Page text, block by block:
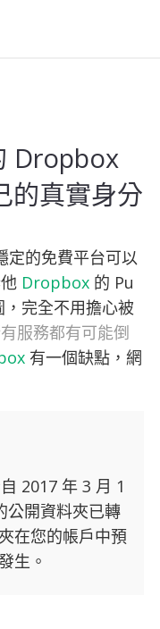
Dropbox
的真實身分
定的免費平台可以
Dropbox 的 Pu
完全不用擔心被
服務都有可能倒
有一個缺點，網
2017 年 3 月 1
開資料夾已轉
在您的帳戶中預
生。